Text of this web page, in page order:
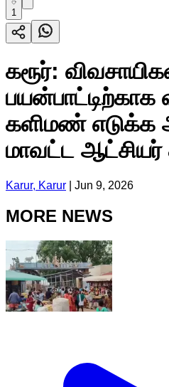
1
கரூர்:
களிமண் எடுக்க
மாவட்ட
Karur, Karur Jun 9, 2026
MORE NEWS